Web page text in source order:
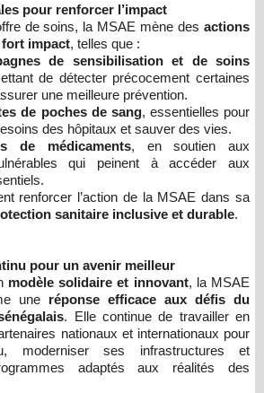
pour renforcer l’impact
de soins, la MSAE mène des actions
fort impact, telles que :
de sensibilisation et de soins
de détecter précocement certaines
une meilleure prévention.
de poches de sang, essentielles pour
des hôpitaux et sauver des vies.
de médicaments, en soutien aux
qui peinent à accéder aux
renforcer l’action de la MSAE dans sa
sanitaire inclusive et durable.
pour un avenir meilleur
modèle solidaire et innovant, la MSAE
une réponse efficace aux défis du
. Elle continue de travailler en
nationaux et internationaux pour
moderniser ses infrastructures et
adaptés aux réalités des